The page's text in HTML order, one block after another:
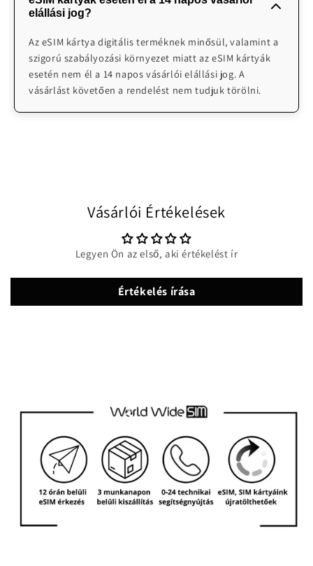
emailben H-V 08:00-24:00 elérhetőek vagyunk
elállási jog?
Az eSIM kártya digitális terméknek minősül, valamint a
szigorú szabályozási környezet miatt az eSIM kártyák
esetén nem él a 14 napos vásárlói elállási jog. A
vásárlást követően a rendelést nem tudjuk törölni.
Vásárlói Értékelések
Legyen Ön az első, aki értékelést ír
Értékelés írása